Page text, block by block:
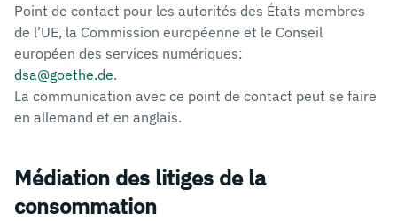
Point de contact pour les autorités des États membres
de l’UE, la Commission européenne et le Conseil
européen des services numériques:
dsa@goethe.de.
La communication avec ce point de contact peut se faire
en allemand et en anglais.
Médiation des litiges de la
consommation